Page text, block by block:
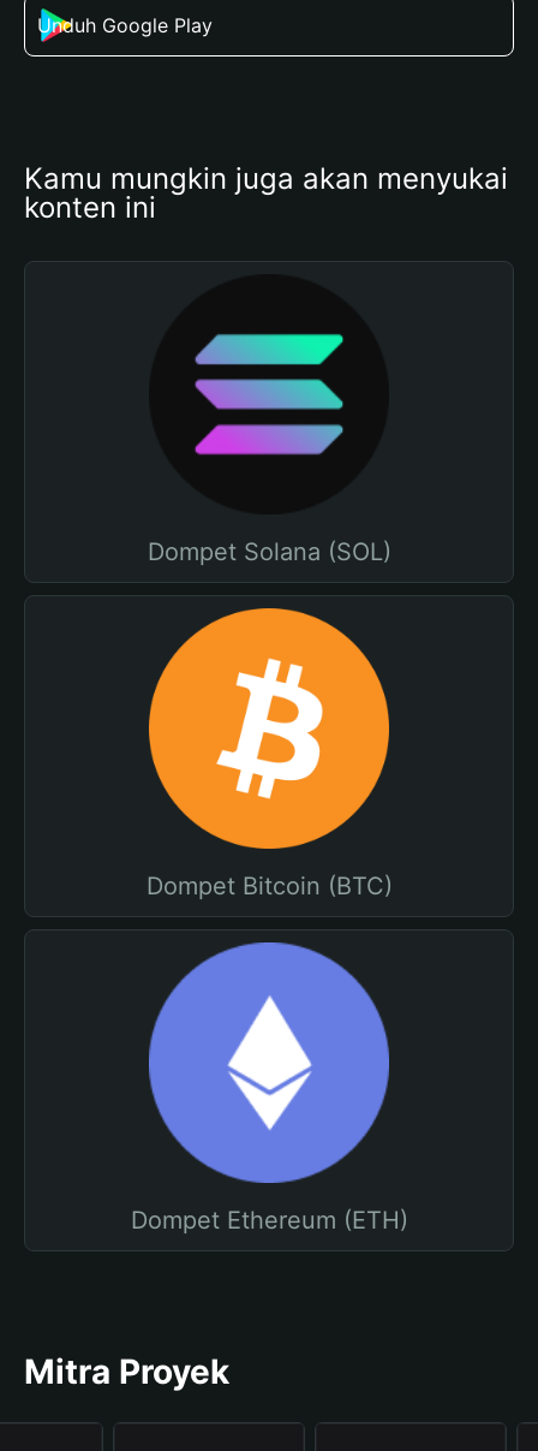
Unduh Google Play
Kamu mungkin juga akan menyukai
konten ini
Dompet Solana (SOL)
Dompet Bitcoin (BTC)
Dompet Ethereum (ETH)
Mitra Proyek